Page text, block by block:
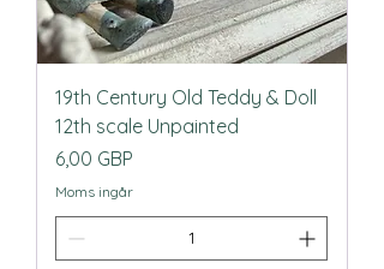
19th Century Old Teddy & Doll
12th scale Unpainted
Pris
6,00 GBP
Moms ingår